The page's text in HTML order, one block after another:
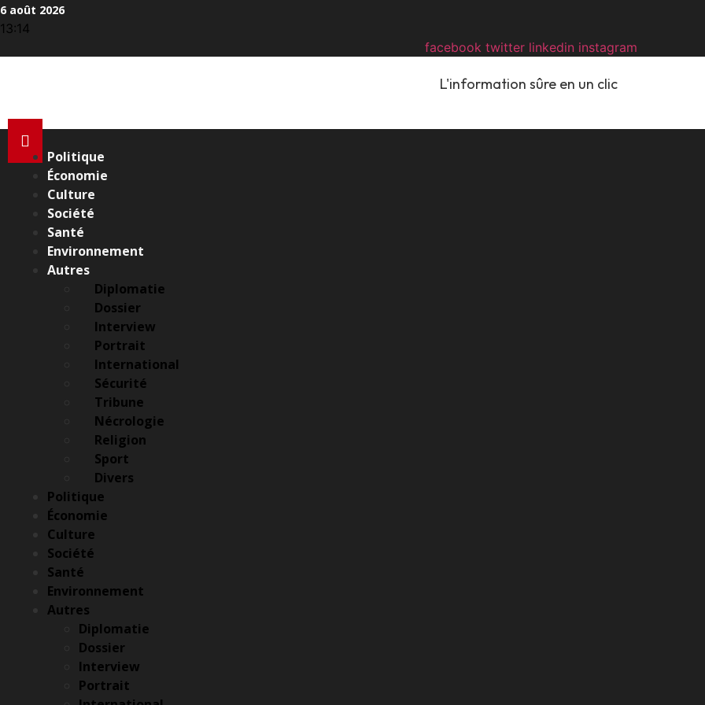
Aller
au
6 août 2026
13:14
facebookopens
a
twitteropens
a
linkedinopens
a
instagramopens
L'information sûre en un clic
Politique
Économie
Culture
Société
Santé
Environnement
Autres
Diplomatie
Dossier
Interview
Portrait
International
Sécurité
Tribune
Nécrologie
Religion
Sport
Divers
Menu
Politique
Économie
Culture
Société
Santé
Environnement
Autres
Diplomatie
Dossier
Interview
Portrait